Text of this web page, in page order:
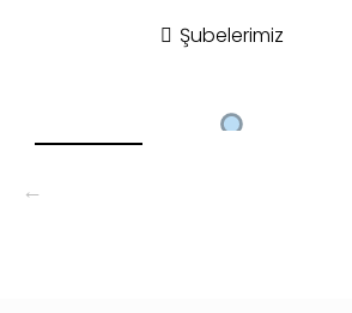
Şubelerimiz